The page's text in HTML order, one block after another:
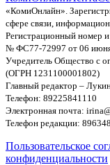
«КомиОнлайн».
сфере связи,
Регистрационный номер
№ ФС77-72997 от 06 июня
Учредитель Общество с
(ОГРН 1231100001802)
Главный редактор –
Телефон: 89225841110
Электронная почта:
Телефон редакции:
Пользовательское
конфиденциальности